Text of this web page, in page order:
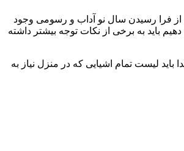
فرا رسیدن سال نو آداب و رسومی وجود
باید به برخی از نکات توجه بیشتر داشته
باید لیست تمام اشیایی که در منزل نیاز به